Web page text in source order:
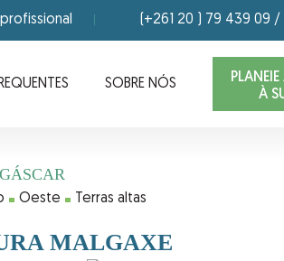
(+261 20 ) 79 439 09 /
SOBRE NÓS
À
Oeste Terras altas
MALGAXE